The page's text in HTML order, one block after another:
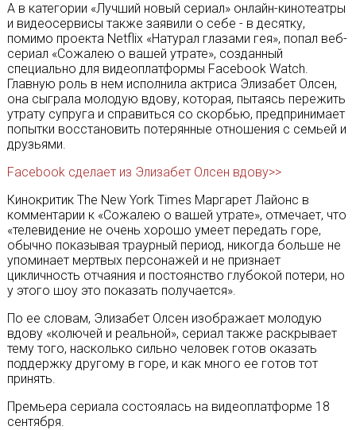
А в категории «Лучший новый сериал» онлайн-кинотеатры
и видеосервисы также заявили о себе - в десятку,
помимо проекта Netflix «Натурал глазами гея», попал веб-
сериал «Сожалею о вашей утрате», созданный
специально для видеоплатформы Facebook Watch.
Главную роль в нем исполнила актриса Элизабет Олсен,
она сыграла молодую вдову, которая, пытаясь пережить
утрату супруга и справиться со скорбью, предпринимает
попытки восстановить потерянные отношения с семьей и
друзьями.
Facebook сделает из Элизабет Олсен вдову>>
Кинокритик The New York Times Маргарет Лайонс в
комментарии к «Сожалею о вашей утрате», отмечает, что
«телевидение не очень хорошо умеет передать горе,
обычно показывая траурный период, никогда больше не
упоминает мертвых персонажей и не признает
цикличность отчаяния и постоянство глубокой потери, но
у этого шоу это показать получается».
По ее словам, Элизабет Олсен изображает молодую
вдову «колючей и реальной», сериал также раскрывает
тему того, насколько сильно человек готов оказать
поддержку другому в горе, и как много ее готов тот
принять.
Премьера сериала состоялась на видеоплатформе 18
сентября.